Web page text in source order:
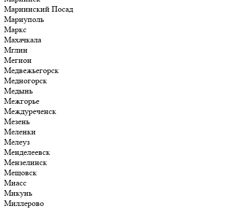
Мариинский Посад
Мариуполь
Маркс
Махачкала
Мглин
Мегион
Медвежьегорск
Медногорск
Медынь
Межгорье
Междуреченск
Мезень
Меленки
Мелеуз
Менделеевск
Мензелинск
Мещовск
Миасс
Микунь
Миллерово